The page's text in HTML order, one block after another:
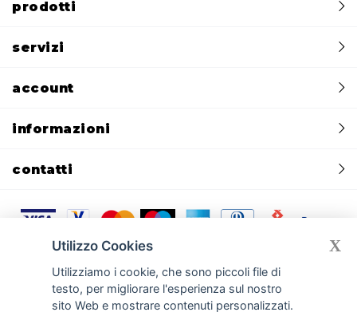
prodotti
servizi
account
informazioni
contatti
Gomma per stampi e per calchi|Gomma poliuretanica per cemento
Silicone liquido per stampi e silicone per calchi|Cemento GFRC
Smooth-On|Resine poliuretaniche|Gessi per stampi e manufatti
Utilizzo Cookies
Utilizziamo i cookie, che sono piccoli file di
testo, per migliorare l'esperienza sul nostro
sito Web e mostrare contenuti personalizzati.
X